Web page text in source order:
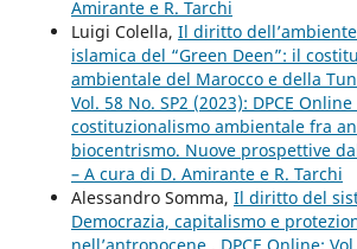
Amirante e R. Tarchi
Luigi Colella, Il diritto
islamica del “Green Deen”: il
ambientale del Marocco e della
Vol. 58 No. SP2 (2023): DPCE
costituzionalismo ambientale fra
biocentrismo. Nuove prospettive
– A cura di D. Amirante e R. Tarchi
Alessandro Somma, Il diritto del
Democrazia, capitalismo e
nell’antropocene , DPCE Online: